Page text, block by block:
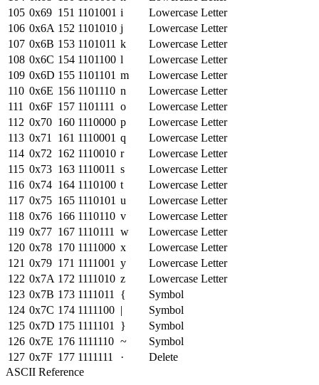
105 0x69 151 1101001 i
Lowercase Letter
106 0x6A 152 1101010 j
Lowercase Letter
107 0x6B 153 1101011 k
Lowercase Letter
108 0x6C 154 1101100 l
Lowercase Letter
109 0x6D 155 1101101 m
Lowercase Letter
110 0x6E 156 1101110 n
Lowercase Letter
111
0x6F 157 1101111 o
Lowercase Letter
112 0x70 160 1110000 p
Lowercase Letter
113 0x71 161 1110001 q
Lowercase Letter
114 0x72 162 1110010 r
Lowercase Letter
115 0x73 163 1110011 s
Lowercase Letter
116 0x74 164 1110100 t
Lowercase Letter
117 0x75 165 1110101 u
Lowercase Letter
118 0x76 166 1110110 v
Lowercase Letter
119 0x77 167 1110111 w
Lowercase Letter
120 0x78 170 1111000 x
Lowercase Letter
121 0x79 171 1111001 y
Lowercase Letter
122 0x7A 172 1111010 z
Lowercase Letter
123 0x7B 173 1111011 {
Symbol
124 0x7C 174 1111100 |
Symbol
125 0x7D 175 1111101 }
Symbol
126 0x7E 176 1111110 ~
Symbol
127 0x7F 177 1111111 ·
Delete
ASCII Reference